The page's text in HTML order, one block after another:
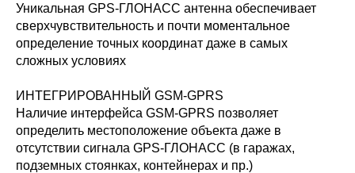
Уникальная GPS-ГЛОНАСС антенна обеспечивает
сверхчувствительность и почти моментальное
определение точных координат даже в самых
сложных условиях
ИНТЕГРИРОВАННЫЙ GSM-GPRS
Наличие интерфейса GSM-GPRS позволяет
определить местоположение объекта даже в
отсутствии сигнала GPS-ГЛОНАСС (в гаражах,
подземных стоянках, контейнерах и пр.)